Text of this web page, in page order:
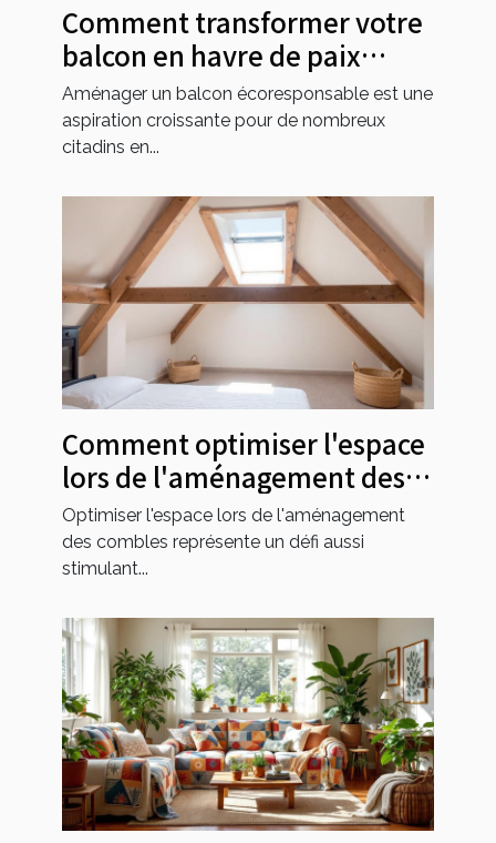
Comment transformer votre
balcon en havre de paix
écologique ?
Aménager un balcon écoresponsable est une
aspiration croissante pour de nombreux
citadins en...
Comment optimiser l'espace
lors de l'aménagement des
combles ?
Optimiser l'espace lors de l'aménagement
des combles représente un défi aussi
stimulant...